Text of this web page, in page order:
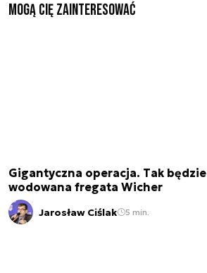
Mogą Cię zainteresować
Gigantyczna operacja. Tak będzie
wodowana fregata Wicher
Jarosław Ciślak 5 min.